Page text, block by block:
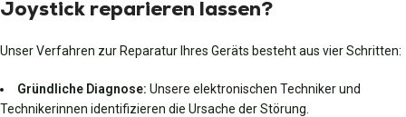
Joystick reparieren lassen?
Unser Verfahren zur Reparatur Ihres Geräts besteht aus vier Schritten:
Gründliche Diagnose: Unsere elektronischen Techniker und
Technikerinnen identifizieren die Ursache der Störung.